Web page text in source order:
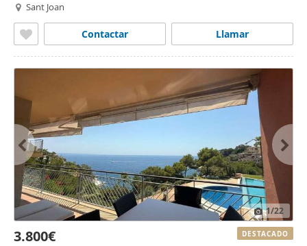
Sant Joan
Llamar
Contactar
1/22
3.800€ DESTACADO